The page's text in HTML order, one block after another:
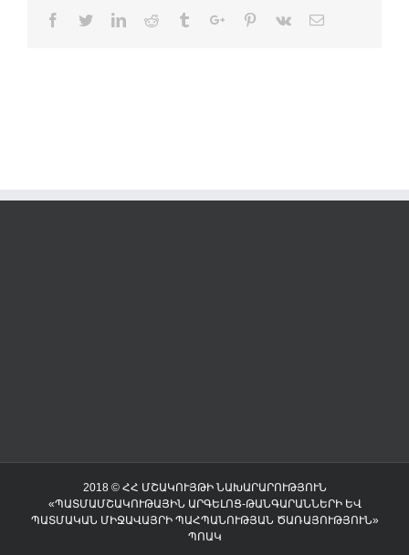
Facebook
TwitterLinkedinReddit TumblrGoogle+Pinterest
Vk Email
2018 © ՀՀ ՄՇԱԿՈՒՅԹԻ ՆԱԽԱՐԱՐՈՒԹՅՈՒՆ
«ՊԱՏՄԱՄՇԱԿՈՒԹԱՅԻՆ ԱՐԳԵԼՈՑ-ԹԱՆԳԱՐԱՆՆԵՐԻ ԵՎ
ՊԱՏՄԱԿԱՆ ՄԻՋԱՎԱՅՐԻ ՊԱՀՊԱՆՈՒԹՅԱՆ ԾԱՌԱՅՈՒԹՅՈՒՆ»
ՊՈԱԿ